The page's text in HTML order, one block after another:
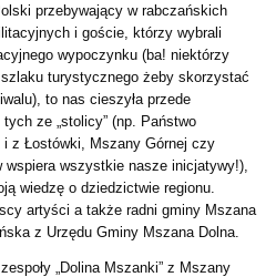
przebywający w rabczańskich
i goście, którzy wybrali
wypoczynku (ba! niektórzy
turystycznego żeby skorzystać
to nas cieszyła przede
ze „stolicy” (np. Państwo
z Łostówki, Mszany Górnej czy
wszystkie nasze inicjatywy!),
wiedzę o dziedzictwie regionu.
artyści a także radni gminy Mszana
z Urzędu Gminy Mszana Dolna.
„Dolina Mszanki” z Mszany